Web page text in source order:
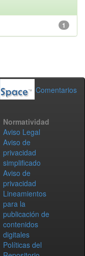
1
Comentarios
Normatividad
Aviso Legal
Aviso de
privacidad
simplificado
Aviso de
privacidad
Lineamientos
para la
publicación de
contenidos
digitales
Políticas del